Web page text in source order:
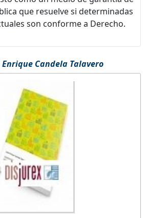
que resuelve si determinadas
son conforme a Derecho.
Enrique Candela Talavero